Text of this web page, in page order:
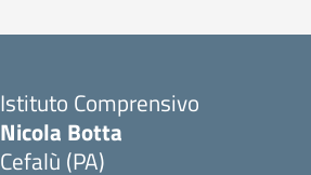
Istituto Comprensivo
Nicola Botta
Cefalù (PA)